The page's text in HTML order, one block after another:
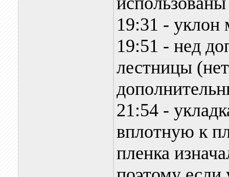
19:31 - уклон
19:51 - нед
лестницы
21:54 -
вплотную к
пленка